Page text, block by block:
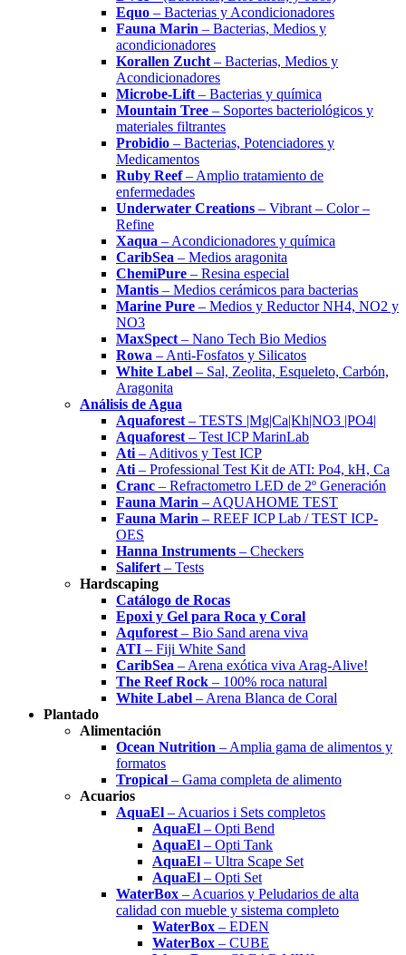
Equo – Bacterias y Acondicionadores
Fauna Marin – Bacterias, Medios y
acondicionadores
Korallen Zucht – Bacterias, Medios y
Acondicionadores
Microbe-Lift – Bacterias y química
Mountain Tree – Soportes bacteriológicos y
materiales filtrantes
Probidio – Bacterias, Potenciadores y
Medicamentos
Ruby Reef– Amplio tratamiento de
enfermedades
Underwater Creations – Vibrant – Color –
Refine
Xaqua – Acondicionadores y química
CaribSea – Medios aragonita
ChemiPure – Resina especial
Mantis – Medios cerámicos para bacterias
Marine Pure – Medios y Reductor NH4, NO2 y
NO3
MaxSpect – Nano Tech Bio Medios
Rowa – Anti-Fosfatos y Silicatos
White Label – Sal, Zeolita, Esqueleto, Carbón,
Aragonita
Análisis de Agua
Aquaforest – TESTS |Mg|Ca|Kh|NO3 |PO4|
Aquaforest – Test ICP MarinLab
Ati – Aditivos y Test ICP
Ati – Professional Test Kit de ATI: Po4, kH, Ca
Cranc – Refractometro LED de 2º Generación
Fauna Marin – AQUAHOME TEST
Fauna Marin – REEF ICP Lab / TEST ICP-
OES
Hanna Instruments – Checkers
Salifert – Tests
Hardscaping
Catálogo de Rocas
Epoxi y Gel para Roca y Coral
Aquforest – Bio Sand arena viva
ATI – Fiji White Sand
CaribSea – Arena exótica viva Arag-Alive!
The Reef Rock – 100% roca natural
White Label – Arena Blanca de Coral
Plantado
Alimentación
Ocean Nutrition – Amplia gama de alimentos y
formatos
Tropical – Gama completa de alimento
Acuarios
AquaEl – Acuarios i Sets completos
AquaEl – Opti Bend
AquaEl – Opti Tank
AquaEl – Ultra Scape Set
AquaEl – Opti Set
WaterBox – Acuarios y Peludarios de alta
calidad con mueble y sistema completo
WaterBox – EDEN
WaterBox – CUBE